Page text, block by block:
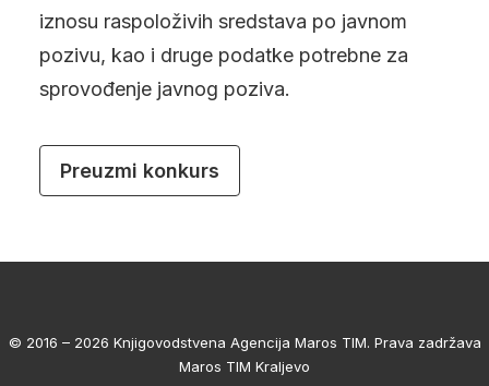
iznosu raspoloživih sredstava po javnom
pozivu, kao i druge podatke potrebne za
sprovođenje javnog poziva.
Preuzmi konkurs
© 2016 – 2026 Knjigovodstvena Agencija Maros TIM. Prava zadržava
Maros TIM Kraljevo